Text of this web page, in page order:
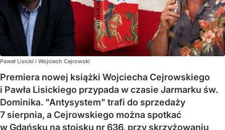
Paweł Lisicki i Wojciech Cejrowski
Premiera nowej książki Wojciecha Cejrowskiego
i Pawła Lisickiego przypada w czasie Jarmarku św.
Dominika. "Antysystem" trafi do sprzedaży
7 sierpnia, a Cejrowskiego można spotkać
w Gdańsku na stoisku nr 636, przy skrzyżowaniu